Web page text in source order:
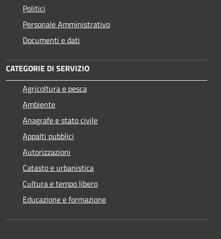
Politici
Personale Amministrativo
Documenti e dati
CATEGORIE DI SERVIZIO
Agricoltura e pesca
Ambiente
Anagrafe e stato civile
Appalti pubblici
Autorizzazioni
Catasto e urbanistica
Cultura e tempo libero
Educazione e formazione